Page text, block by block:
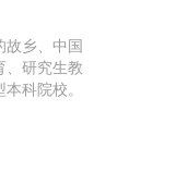
故乡、中国
、研究生教
科院校。